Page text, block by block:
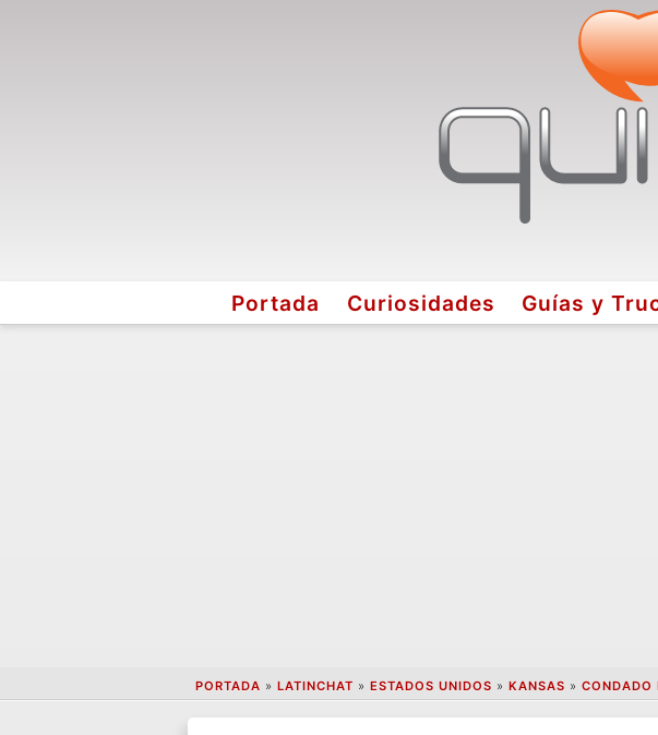
Portada Curiosidades Guías y
PORTADA » LATINCHAT » ESTADOS UNIDOS » KANSAS » CONDADO